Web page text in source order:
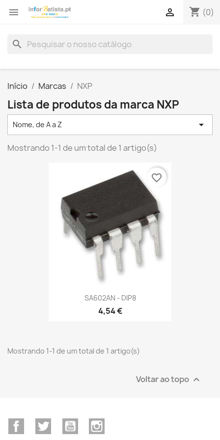
 shopping_cart (0)

search
Início Marcas NXP
Lista de produtos da marca NXP
Nome, de A a Z 
Mostrando 1-1 de um total de 1 artigo(s)
SA602AN - DIP8
4,54 €
favorite_border
Mostrando 1-1 de um total de 1 artigo(s)
Voltar ao topo 
FacebookTwitter YouTube